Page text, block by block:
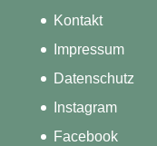
Kontakt
Impressum
Datenschutz
Instagram
Facebook